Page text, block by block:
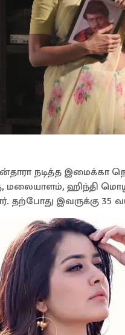
நடித்த இமைக்கா
மலையாளம், ஹிந்தி
தற்போது இவருக்கு 35